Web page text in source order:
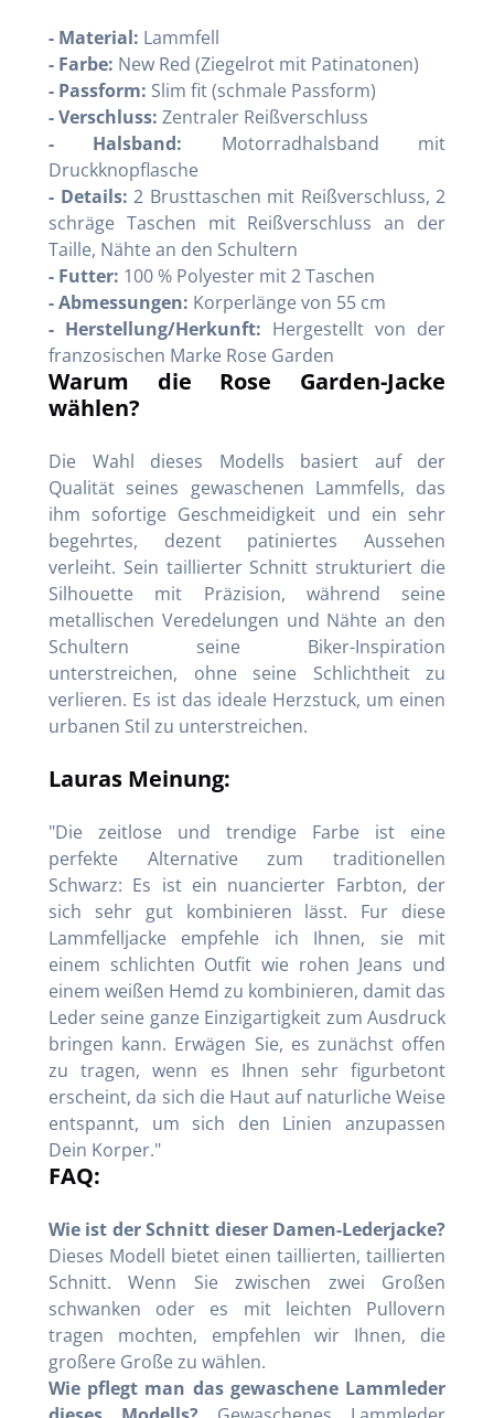
- Material: Lammfell
- Farbe: New Red (Ziegelrot mit Patinatonen)
- Passform: Slim fit (schmale Passform)
- Verschluss: Zentraler Reißverschluss
- Halsband: Motorradhalsband mit
Druckknopflasche
- Details: 2 Brusttaschen mit Reißverschluss, 2
schräge Taschen mit Reißverschluss an der
Taille, Nähte an den Schultern
- Futter: 100 % Polyester mit 2 Taschen
- Abmessungen: Korperlänge von 55 cm
- Herstellung/Herkunft: Hergestellt von der
franzosischen Marke Rose Garden
Warum die Rose Garden-Jacke
wählen?
Die Wahl dieses Modells basiert auf der
Qualität seines gewaschenen Lammfells, das
ihm sofortige Geschmeidigkeit und ein sehr
begehrtes, dezent patiniertes Aussehen
verleiht. Sein taillierter Schnitt strukturiert die
Silhouette mit Präzision, während seine
metallischen Veredelungen und Nähte an den
Schultern seine Biker-Inspiration
unterstreichen, ohne seine Schlichtheit zu
verlieren. Es ist das ideale Herzstuck, um einen
urbanen Stil zu unterstreichen.
Lauras Meinung:
"Die zeitlose und trendige Farbe ist eine
perfekte Alternative zum traditionellen
Schwarz: Es ist ein nuancierter Farbton, der
sich sehr gut kombinieren lässt. Fur diese
Lammfelljacke empfehle ich Ihnen, sie mit
einem schlichten Outfit wie rohen Jeans und
einem weißen Hemd zu kombinieren, damit das
Leder seine ganze Einzigartigkeit zum Ausdruck
bringen kann. Erwägen Sie, es zunächst offen
zu tragen, wenn es Ihnen sehr figurbetont
erscheint, da sich die Haut auf naturliche Weise
entspannt, um sich den Linien anzupassen
Dein Korper."
FAQ:
Wie ist der Schnitt dieser Damen-Lederjacke?
Dieses Modell bietet einen taillierten, taillierten
Schnitt. Wenn Sie zwischen zwei Großen
schwanken oder es mit leichten Pullovern
tragen mochten, empfehlen wir Ihnen, die
großere Große zu wählen.
Wie pflegt man das gewaschene Lammleder